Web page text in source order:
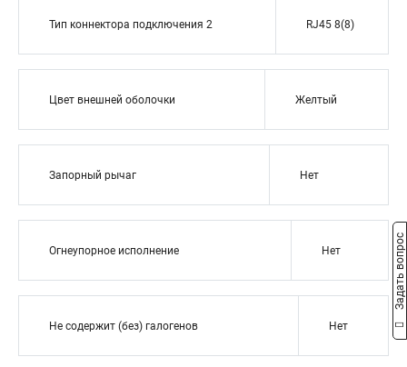
Тип коннектора подключения 2 RJ45 8(8)
Цвет внешней оболочки Желтый
Запорный рычаг Нет
Огнеупорное исполнение Нет
Не содержит (без) галогенов Нет
Задать вопрос